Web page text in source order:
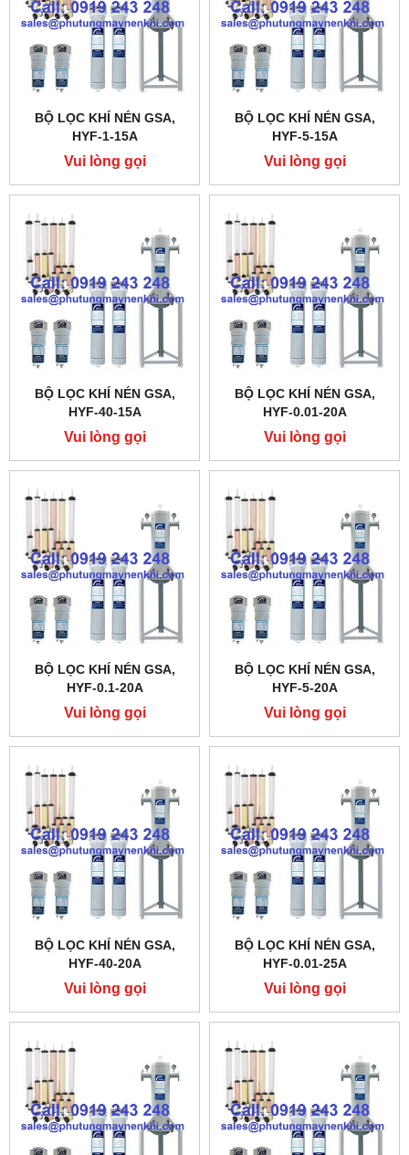
BỘ LỌC KHÍ NÉN GSA,
HYF-1-15A
Vui lòng gọi
BỘ LỌC KHÍ NÉN GSA,
HYF-5-15A
Vui lòng gọi
BỘ LỌC KHÍ NÉN GSA,
HYF-40-15A
Vui lòng gọi
BỘ LỌC KHÍ NÉN GSA,
HYF-0.01-20A
Vui lòng gọi
BỘ LỌC KHÍ NÉN GSA,
HYF-0.1-20A
Vui lòng gọi
BỘ LỌC KHÍ NÉN GSA,
HYF-5-20A
Vui lòng gọi
BỘ LỌC KHÍ NÉN GSA,
HYF-40-20A
Vui lòng gọi
BỘ LỌC KHÍ NÉN GSA,
HYF-0.01-25A
Vui lòng gọi